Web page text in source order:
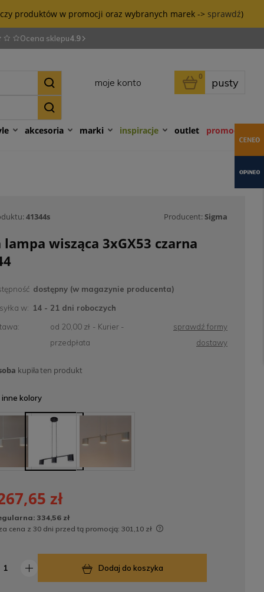
produktów w promocji oraz wybranych marek -> sprawdź)
Ocena sklepu4.9
moje konto pusty
0
akcesoria marki outlet promocje
inspiracje
41344s Producent:Sigma
wisząca 3xGX53 czarna
dostępny (w magazynie producenta)
w: 14 - 21 dni roboczych
od 20,00 zł - Kurier -
przedpłata
sprawdź formy
dostawy
kupiłaten produkt
inne kolory
zł
334,56 zł
cena z 30 dni przed tą promocją: 301,10 zł
Jeżeli produkt jest sprzedawany krócej
niż 30 dni, wyświetlana jest najniższa
cena od momentu, kiedy produkt pojawił
Dodaj do koszyka